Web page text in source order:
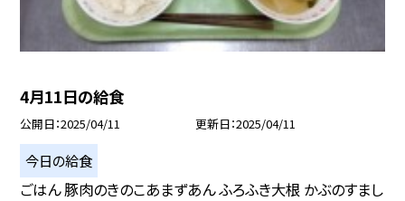
4月11日の給食
公開日 2025/04/11 更新日 2025/04/11
今日の給食
ごはん 豚肉のきのこあまずあん ふろふき大根 かぶのすまし